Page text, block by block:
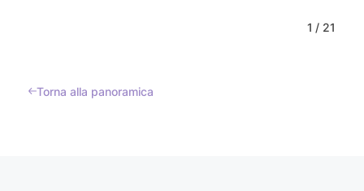
1 / 21
Torna alla panoramica